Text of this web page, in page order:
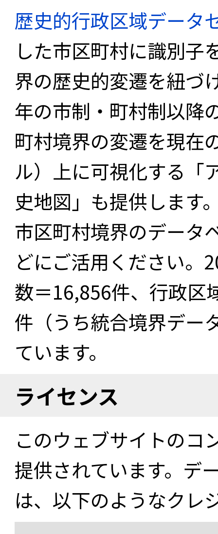
歴史的行政区域データ
した市区町村に識別子
界の歴史的変遷を紐づ
年の市制・町村制以降
町村境界の変遷を現在
ル）上に可視化する「
史地図」も提供します
市区町村境界のデータ
どにご活用ください。
数＝16,856件、行政区
件（うち統合境界デー
ています。
ライセンス
このウェブサイトのコ
提供されています。デ
は、以下のようなクレ